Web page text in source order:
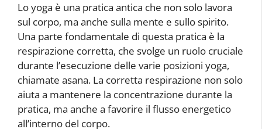
Lo yoga è una pratica antica che non solo lavora
sul corpo, ma anche sulla mente e sullo spirito.
Una parte fondamentale di questa pratica è la
respirazione corretta, che svolge un ruolo cruciale
durante l’esecuzione delle varie posizioni yoga,
chiamate asana. La corretta respirazione non solo
aiuta a mantenere la concentrazione durante la
pratica, ma anche a favorire il flusso energetico
all’interno del corpo.